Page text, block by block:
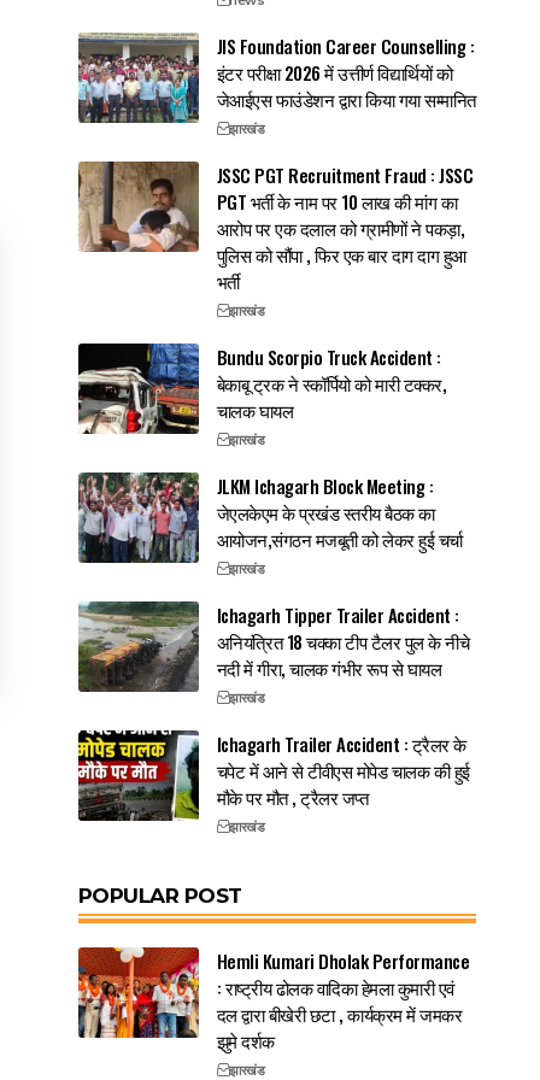
JIS Foundation Career Counselling :
इंटर परीक्षा 2026 में उत्तीर्ण विद्यार्थियों को
जेआईएस फाउंडेशन द्वारा किया गया सम्मानित
झारखंड
JSSC PGT Recruitment Fraud : JSSC
PGT भर्ती के नाम पर 10 लाख की मांग का
आरोप पर एक दलाल को ग्रामीणों ने पकड़ा,
पुलिस को सौंपा , फिर एक बार दाग दाग हुआ
भर्ती
झारखंड
Bundu Scorpio Truck Accident :
बेकाबू ट्रक ने स्कॉर्पियो को मारी टक्कर,
चालक घायल
झारखंड
JLKM Ichagarh Block Meeting :
जेएलकेएम के प्रखंड स्तरीय बैठक का
आयोजन,संगठन मजबूती को लेकर हुई चर्चा
झारखंड
Ichagarh Tipper Trailer Accident :
अनियंत्रित 18 चक्का टीप टैलर पुल के नीचे
नदी में गीरा, चालक गंभीर रूप से घायल
झारखंड
Ichagarh Trailer Accident : ट्रैलर के
चपेट में आने से टीवीएस मोपेड चालक की हुई
मौके पर मौत , ट्रैलर जप्त
झारखंड
POPULAR POST
Hemli Kumari Dholak Performance
: राष्ट्रीय ढोलक वादिका हेमला कुमारी एवं
दल द्वारा बीखेरी छटा , कार्यक्रम में जमकर
झुमे दर्शक
झारखंड